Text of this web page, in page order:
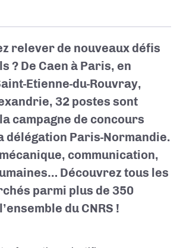
relever de nouveaux défis
? De Caen à Paris, en
Etienne-du-Rouvray,
32 postes sont
campagne de concours
délégation Paris-Normandie.
communication,
Découvrez tous les
parmi plus de 350
du CNRS !